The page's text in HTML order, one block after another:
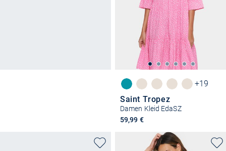
+19
Saint Tropez
Damen Kleid EdaSZ
59,99 €